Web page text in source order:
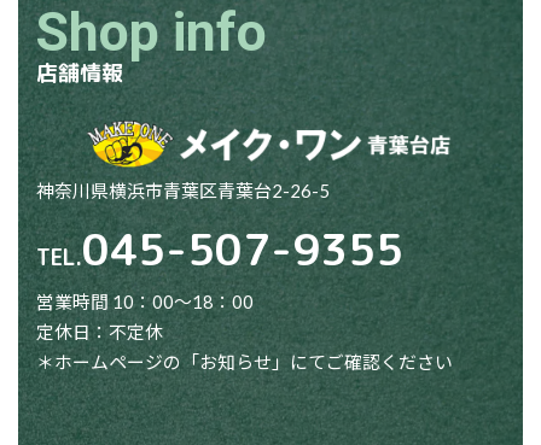
Shop info
店舗情報
神奈川県横浜市青葉区青葉台2-26-5
TEL.045-507-9355
営業時間 10：00～18：00
定休日：不定休
＊ホームページの「お知らせ」にてご確認ください